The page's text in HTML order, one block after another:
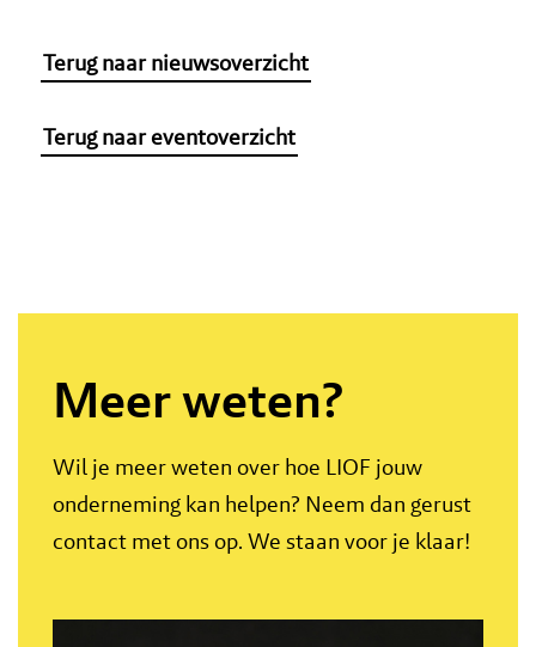
Terug naar nieuwsoverzicht
Terug naar eventoverzicht
Meer weten?
Wil je meer weten over hoe LIOF jouw
onderneming kan helpen? Neem dan gerust
contact met ons op. We staan voor je klaar!